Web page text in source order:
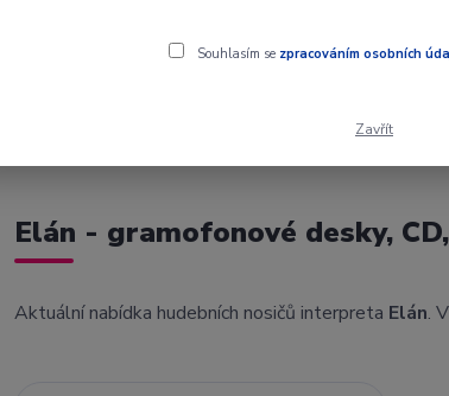
Elán - gramofonové desky,
Aktuální nabídka hudebních nosičů interpreta Elán.
Souhlasím se zpracováním osobních
Zavřít